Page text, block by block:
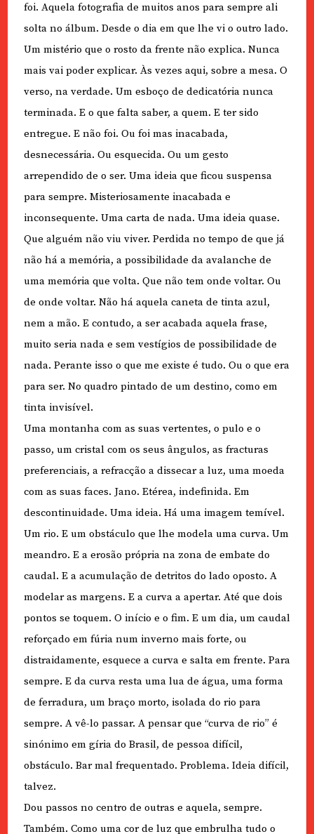
foi. Aquela fotografia de muitos anos para sempre ali
solta no álbum. Desde o dia em que lhe vi o outro lado.
Um mistério que o rosto da frente não explica. Nunca
mais vai poder explicar. Às vezes aqui, sobre a mesa. O
verso, na verdade. Um esboço de dedicatória nunca
terminada. E o que falta saber, a quem. E ter sido
entregue. E não foi. Ou foi mas inacabada,
desnecessária. Ou esquecida. Ou um gesto
arrependido de o ser. Uma ideia que ficou suspensa
para sempre. Misteriosamente inacabada e
inconsequente. Uma carta de nada. Uma ideia quase.
Que alguém não viu viver. Perdida no tempo de que já
não há a memória, a possibilidade da avalanche de
uma memória que volta. Que não tem onde voltar. Ou
de onde voltar. Não há aquela caneta de tinta azul,
nem a mão. E contudo, a ser acabada aquela frase,
muito seria nada e sem vestígios de possibilidade de
nada. Perante isso o que me existe é tudo. Ou o que era
para ser. No quadro pintado de um destino, como em
tinta invisível.
Uma montanha com as suas vertentes, o pulo e o
passo, um cristal com os seus ângulos, as fracturas
preferenciais, a refracção a dissecar a luz, uma moeda
com as suas faces. Jano. Etérea, indefinida. Em
descontinuidade. Uma ideia. Há uma imagem temível.
Um rio. E um obstáculo que lhe modela uma curva. Um
meandro. E a erosão própria na zona de embate do
caudal. E a acumulação de detritos do lado oposto. A
modelar as margens. E a curva a apertar. Até que dois
pontos se toquem. O início e o fim. E um dia, um caudal
reforçado em fúria num inverno mais forte, ou
distraidamente, esquece a curva e salta em frente. Para
sempre. E da curva resta uma lua de água, uma forma
de ferradura, um braço morto, isolada do rio para
sempre. A vê-lo passar. A pensar que “curva de rio” é
sinónimo em gíria do Brasil, de pessoa difícil,
obstáculo. Bar mal frequentado. Problema. Ideia difícil,
talvez.
Dou passos no centro de outras e aquela, sempre.
Também. Como uma cor de luz que embrulha tudo o